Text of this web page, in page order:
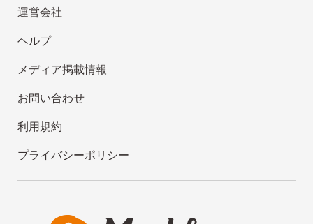
運営会社
ヘルプ
メディア掲載情報
お問い合わせ
利用規約
プライバシーポリシー